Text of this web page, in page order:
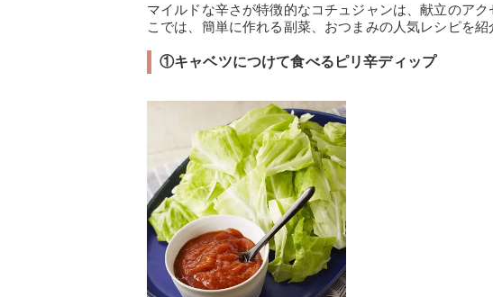
マイルドな辛さが特徴的なコチュジャンは、献立のア
こでは、簡単に作れる副菜、おつまみの人気レシピを紹
①キャベツにつけて食べるピリ辛ディップ